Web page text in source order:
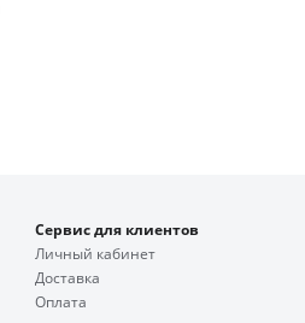
Сервис для клиентов
Личный кабинет
Доставка
Оплата